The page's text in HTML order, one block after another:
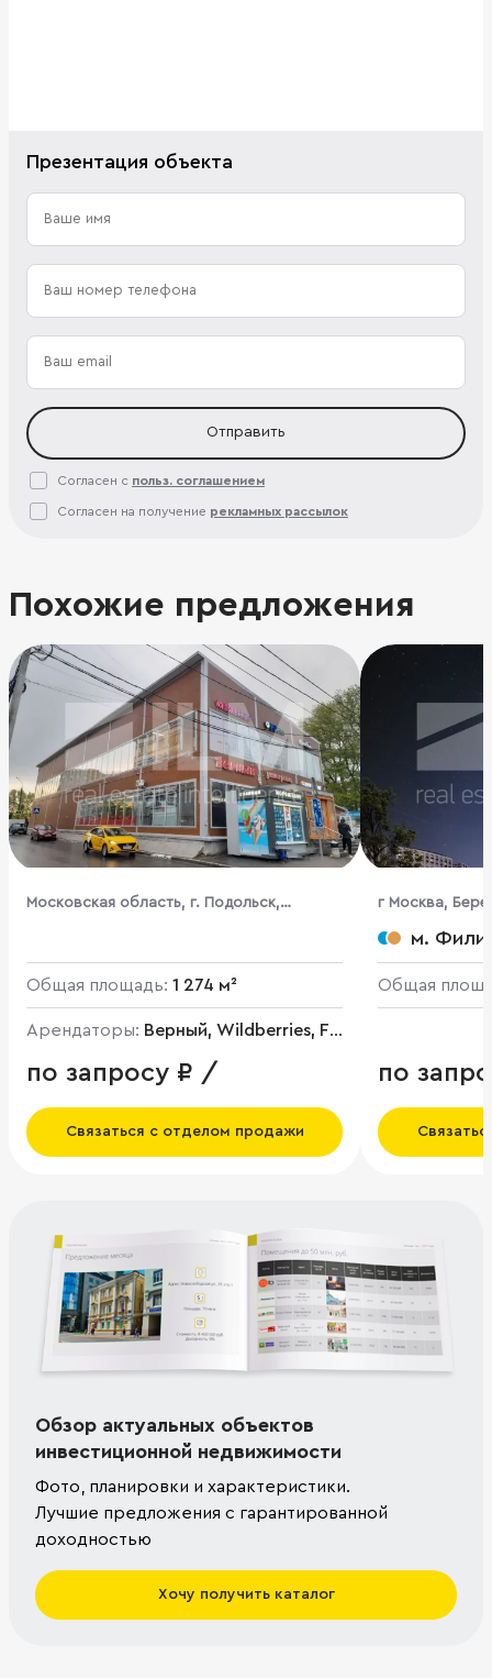
Презентация объекта
Отправить
Согласен с польз. соглашением
Согласен на получение рекламных рассылок
Похожие предложения
Московская область, г. Подольск,
Общая площадь: 1 274 м²
Арендаторы: Верный, Wildberries, Fix
красоты
по запросу ₽ /
Связаться с отделом продажи
г Москва,
м. Фили
Общая
по
Обзор актуальных объектов
инвестиционной недвижимости
Фото, планировки и характеристики.
Лучшие предложения с гарантированной
доходностью
Хочу получить каталог